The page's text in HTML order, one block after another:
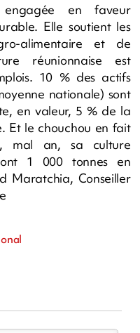
en faveur
Elle soutient les
alimentaire et de
réunionnaise est
10 % des actifs
nationale) sont
en valeur, 5 % de la
Et le chouchou en fait
mal an, sa culture
1 000 tonnes en
Maratchia, Conseiller